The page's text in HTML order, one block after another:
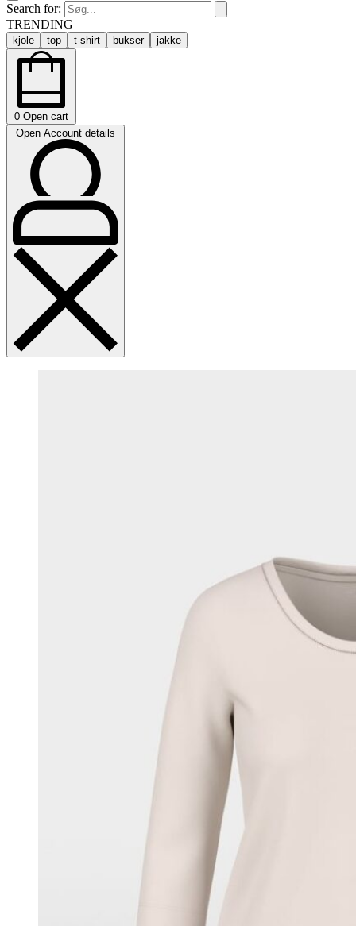
Search for:
TRENDING
kjole top t-shirt bukser jakke
0 Open cart
Open Account details